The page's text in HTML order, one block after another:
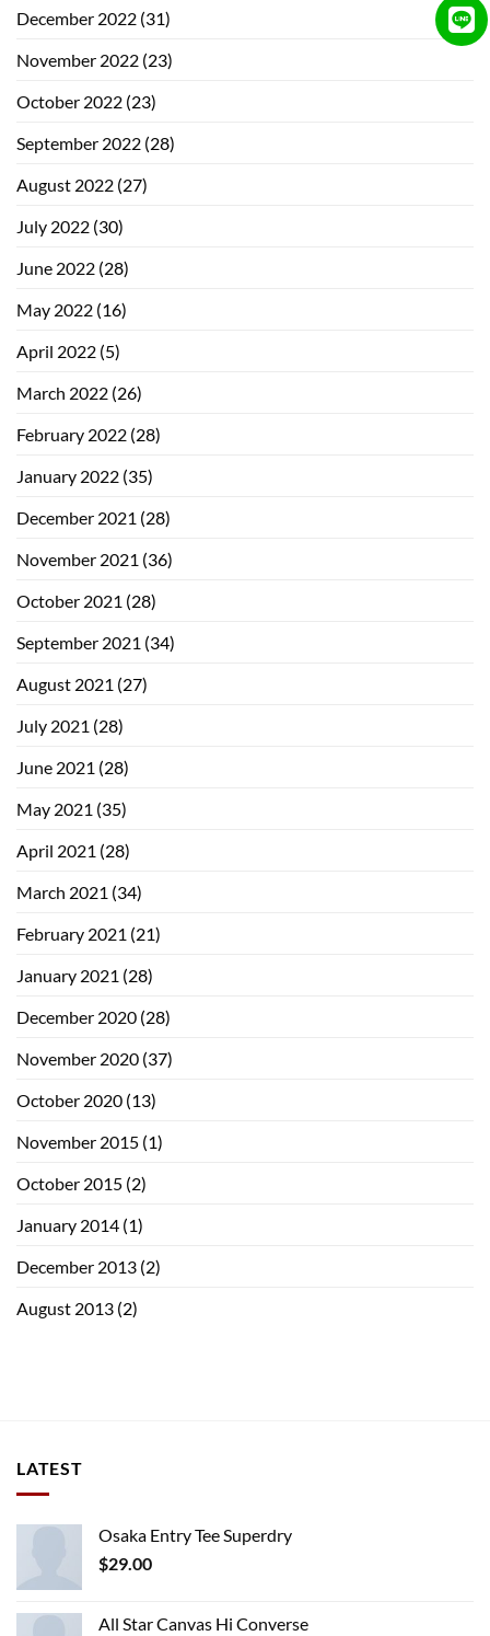
December 2022 (31)
November 2022 (23)
October 2022 (23)
September 2022 (28)
August 2022 (27)
July 2022 (30)
June 2022 (28)
May 2022 (16)
April 2022 (5)
March 2022 (26)
February 2022 (28)
January 2022 (35)
December 2021 (28)
November 2021 (36)
October 2021 (28)
September 2021 (34)
August 2021 (27)
July 2021 (28)
June 2021 (28)
May 2021 (35)
April 2021 (28)
March 2021 (34)
February 2021 (21)
January 2021 (28)
December 2020 (28)
November 2020 (37)
October 2020 (13)
November 2015 (1)
October 2015 (2)
January 2014 (1)
December 2013 (2)
August 2013 (2)
LATEST
Osaka Entry Tee Superdry
$29.00
All Star Canvas Hi Converse